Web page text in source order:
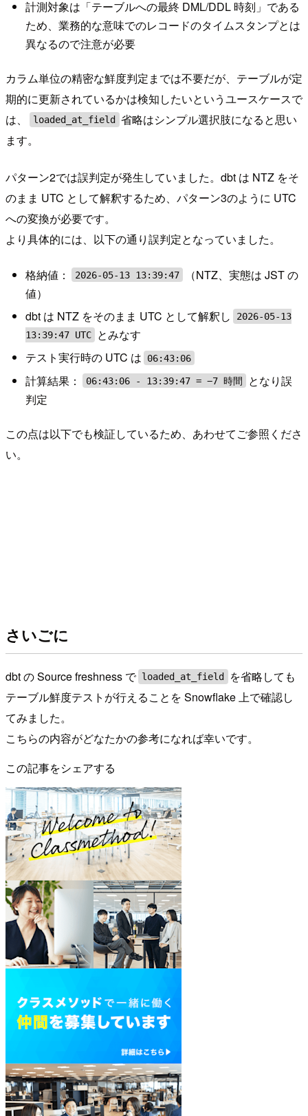
計測対象は「テーブルへの最終 DML/DDL 時刻」である
ため、業務的な意味でのレコードのタイムスタンプとは
異なるので注意が必要
カラム単位の精密な鮮度判定までは不要だが、テーブルが定
期的に更新されているかは検知したいというユースケースで
は、
loaded_at_field
省略はシンプル選択肢になると思い
ます。
パターン2では誤判定が発生していました。dbt は NTZ をそ
のまま UTC として解釈するため、パターン3のように UTC
への変換が必要です。
より具体的には、以下の通り誤判定となっていました。
格納値： 2026-05-13 13:39:47
（NTZ、実態は JST の
値）
dbt は NTZ をそのまま UTC として解釈し
2026-05-13
13:39:47 UTC
とみなす
テスト実行時の UTC は
06:43:06
計算結果： 06:43:06 - 13:39:47 = −7 時間
となり誤
判定
この点は以下でも検証しているため、あわせてご参照くださ
い。
さいごに
dbt の Source freshness で loaded_at_field
を省略しても
テーブル鮮度テストが行えることを Snowflake 上で確認し
てみました。
こちらの内容がどなたかの参考になれば幸いです。
この記事をシェアする